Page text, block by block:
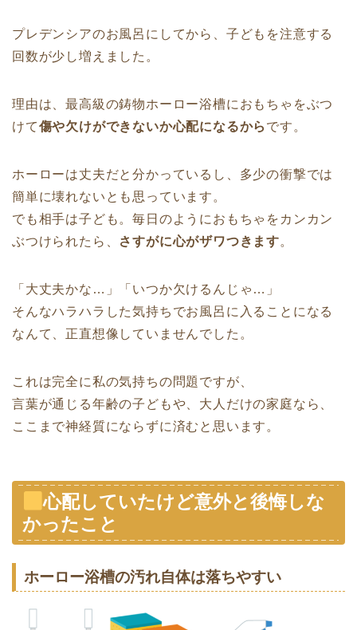
プレデンシアのお風呂にしてから、子どもを注意する
回数が少し増えました。
理由は、最高級の鋳物ホーロー浴槽におもちゃをぶつ
けて傷や欠けができないか心配になるから です。
ホーローは丈夫だと分かっているし、多少の衝撃では
簡単に壊れないとも思っています。
でも相手は子ども。毎日のようにおもちゃをカンカン
ぶつけられたら、 さすがに心がザワつきます。
「大丈夫かな…」「いつか欠けるんじゃ…」
そんなハラハラした気持ちでお風呂に入ることになる
なんて、正直想像していませんでした。
これは完全に私の気持ちの問題ですが、
言葉が通じる年齢の子どもや、大人だけの家庭なら、
ここまで神経質にならずに済むと思います。
心配していたけど意外と後悔しな
かったこと
ホーロー浴槽の汚れ自体は落ちやすい